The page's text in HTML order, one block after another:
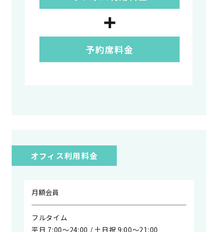
オフィス利用料金
月額会員
フルタイム
平日 7:00〜24:00 / 土日祝 9:00〜21:00